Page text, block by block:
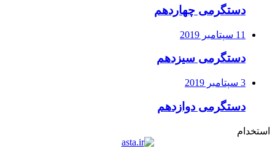
دستگرمی چهاردهم
11 سپتامبر 2019
دستگرمی سیزدهم
3 سپتامبر 2019
دستگرمی دوازدهم
استخدام